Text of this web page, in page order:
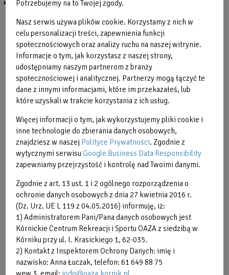
INSTRUKTORZY
Obraz
bez
opisu
BODYPUMP ®
Potrzebujemy na to Twojej zgody.
Nasz serwis używa plików cookie. Korzystamy z nich w
celu personalizacji treści, zapewnienia funkcji
społecznościowych oraz analizy ruchu na naszej witrynie.
Informacje o tym, jak korzystasz z naszej strony,
udostępniamy naszym partnerom z branży
społecznościowej i analitycznej. Partnerzy mogą łączyć te
dane z innymi informacjami, które im przekazałeś, lub
które uzyskali w trakcie korzystania z ich usług.
Więcej informacji o tym, jak wykorzystujemy pliki cookie i
inne technologie do zbierania danych osobowych,
znajdziesz w naszej Polityce Prywatności. Zgodnie z
wytycznymi serwisuGoogle Business Data Responsibility
zapewniamy przejrzystość i kontrolę nad Twoimi danymi.
Zgodnie z art. 13 ust. 1 i 2 ogólnego rozporządzenia o
ochronie danych osobowych z dnia 27 kwietnia 2016 r.
(Dz. Urz. UE L 119 z 04.05.2016) informuję, iż:
1) Administratorem Pani/Pana danych osobowych jest
Kórnickie Centrum Rekreacji i Sportu OAZA z siedzibą w
Kórniku przy ul. I. Krasickiego 1, 62-035.
2) Kontakt z Inspektorem Ochrony Danych: imię i
nazwisko: Anna Łuczak, telefon: 61 649 88 75